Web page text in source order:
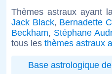
Thèmes astraux ayant
Jack Black, Bernadette
Beckham, Stéphane
tous les thèmes astraux
Base astrologique